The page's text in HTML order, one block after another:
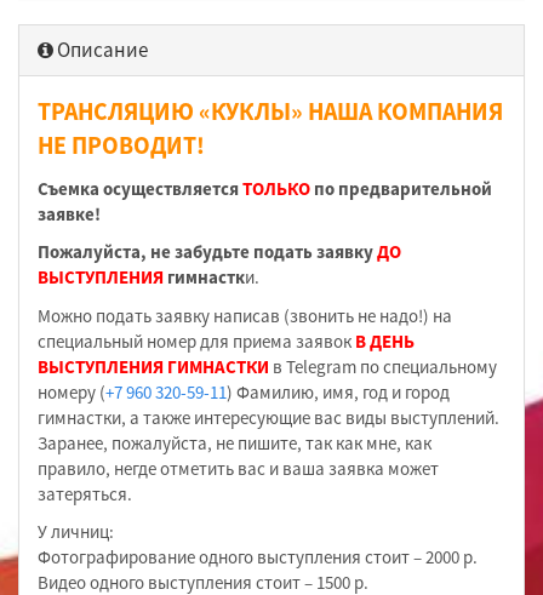
Описание
ТРАНСЛЯЦИЮ «КУКЛЫ» НАША КОМПАНИЯ
НЕ ПРОВОДИТ!
Съемка осуществляетсяТОЛЬКО по предварительной
заявке!
Пожалуйста, не забудьте подать заявкуДО
ВЫСТУПЛЕНИЯ гимнастки.
Можно подать заявку написав (звонить не надо!) на
специальный номер для приема заявок В ДЕНЬ
ВЫСТУПЛЕНИЯ ГИМНАСТКИ в Telegram по специальному
номеру (+7 960 320-59-11) Фамилию, имя, год и город
гимнастки, а также интересующие вас виды выступлений.
Заранее, пожалуйста, не пишите, так как мне, как
правило, негде отметить вас и ваша заявка может
затеряться.
У личниц:
Фотографирование одного выступления стоит – 2000 р.
Видео одного выступления стоит – 1500 р.